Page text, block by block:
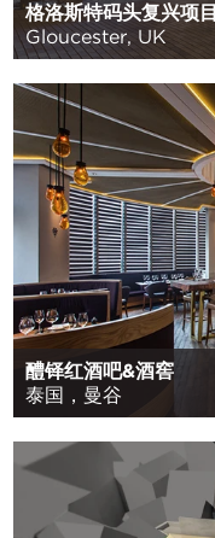
格洛斯特码头复兴项目
Gloucester, UK
醴铎红酒吧&酒窖
泰国，曼谷